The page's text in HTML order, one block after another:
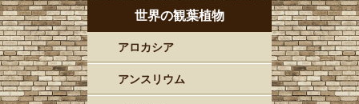
世界の観葉植物
アロカシア
アンスリウム